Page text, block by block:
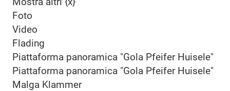
Foto
Video
Flading
Piattaforma panoramica "Gola Pfeifer Huisele"
Piattaforma panoramica "Gola Pfeifer Huisele"
Malga Klammer